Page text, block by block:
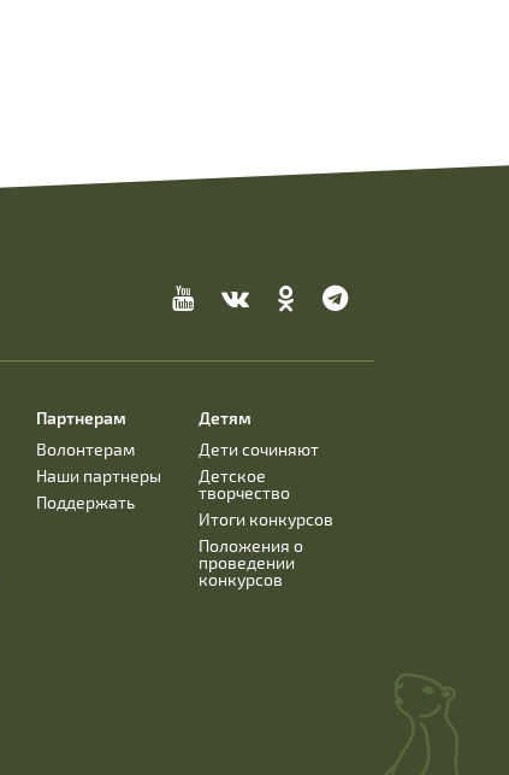
Партнерам
Волонтерам
Наши партнеры
Поддержать
Детям
Дети сочиняют
Детское
творчество
Итоги конкурсов
Положения о
проведении
конкурсов